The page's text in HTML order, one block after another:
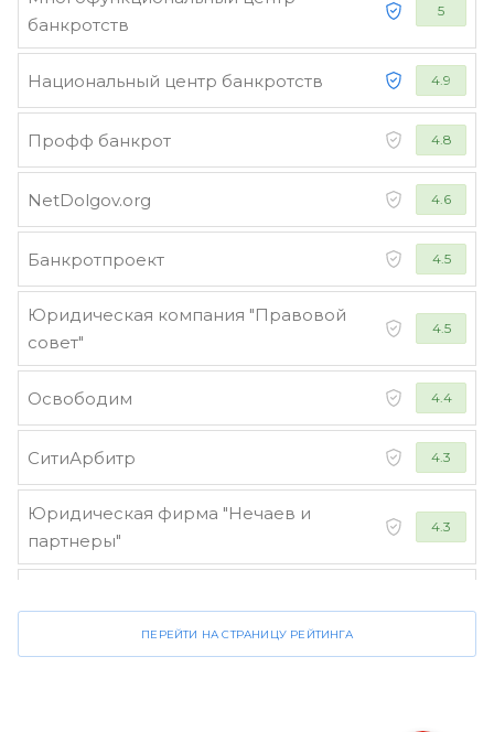
банкротств
5
Национальный центр банкротств 4.9
Профф банкрот 4.8
NetDolgov.org 4.6
Банкротпроект 4.5
Юридическая компания "Правовой
совет"
4.5
Освободим 4.4
СитиАрбитр 4.3
Юридическая фирма "Нечаев и
партнеры"
4.3
ПЕРЕЙТИ НА СТРАНИЦУ РЕЙТИНГА